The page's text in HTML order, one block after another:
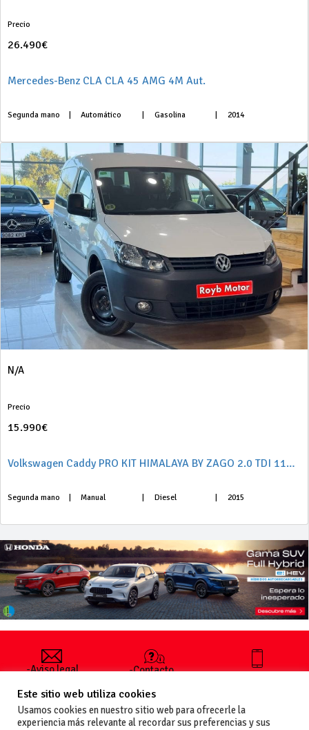
Precio
26.490€
Mercedes-Benz CLA CLA 45 AMG 4M Aut.
Segunda mano Automático Gasolina 2014
N/A
Precio
15.990€
Volkswagen Caddy PRO KIT HIMALAYA BY ZAGO 2.0 TDI 110cv 4motion 5pl
Segunda mano Manual Diesel 2015
-Aviso legal
generales
de uso
-Contacto
publicar un
anuncio
-Vende+
+34 627 35
Este sitio web utiliza cookies
Usamos cookies en nuestro sitio web para ofrecerle la
experiencia más relevante al recordar sus preferencias y sus